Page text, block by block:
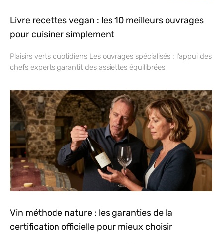
Livre recettes vegan : les 10 meilleurs ouvrages
pour cuisiner simplement
Plaisirs verts quotidiens Les ouvrages spécialisés : l’appui des
chefs experts garantit des assiettes équilibrées
Vin méthode nature : les garanties de la
certification officielle pour mieux choisir